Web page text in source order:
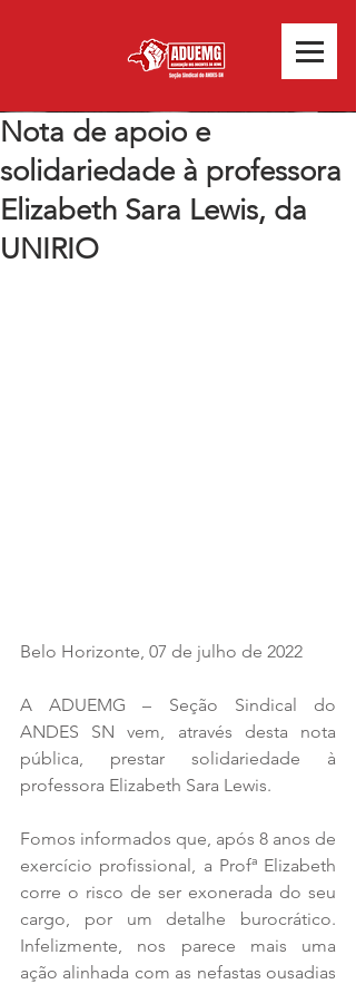
Nota de apoio e
solidariedade à professora
Elizabeth Sara Lewis, da
UNIRIO
Belo Horizonte, 07 de julho de 2022
A ADUEMG – Seção Sindical do
ANDES SN vem, através desta nota
pública, prestar solidariedade à
professora Elizabeth Sara Lewis.
Fomos informados que, após 8 anos de
exercício profissional, a Profª Elizabeth
corre o risco de ser exonerada do seu
cargo, por um detalhe burocrático.
Infelizmente, nos parece mais uma
ação alinhada com as nefastas ousadias